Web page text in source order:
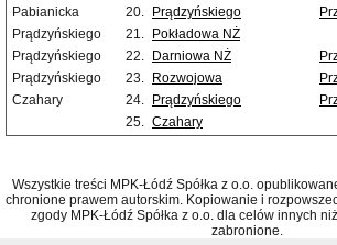
Pabianicka
20. Prądzyńskiego
Prądzyńskiego
21.
Pokładowa NŻ
Prądzyńskiego
22. Darniowa NŻ
Prądzyńskiego
23. Rozwojowa
Czahary
24. Prądzyńskiego
25. Czahary
Wszystkie treści MPK-Łódź Spółka z o.o.
chronione prawem autorskim. Kopiowanie i
zgody MPK-Łódź Spółka z o.o. dla celów innych
zabronione.